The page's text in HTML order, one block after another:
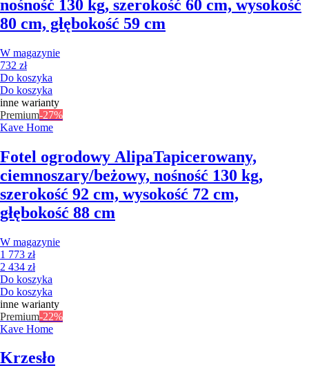
nośność 130 kg, szerokość 60 cm, wysokość
80 cm, głębokość 59 cm
W magazynie
732 zł
Do koszyka
Do koszyka
inne warianty
Premium-27%
Kave Home
Fotel ogrodowy AlipaTapicerowany,
ciemnoszary/beżowy, nośność 130 kg,
szerokość 92 cm, wysokość 72 cm,
głębokość 88 cm
W magazynie
1 773 zł
2 434 zł
Do koszyka
Do koszyka
inne warianty
Premium-22%
Kave Home
Krzesło